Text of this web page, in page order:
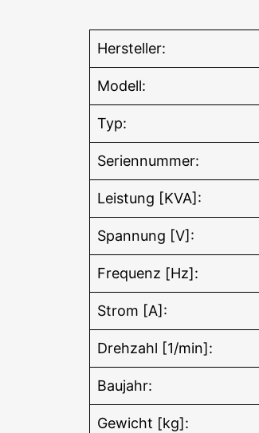
Hersteller:
Modell:
Typ:
Seriennummer:
Leistung [KVA]:
Spannung [V]:
Frequenz [Hz]:
Strom [A]:
Drehzahl [1/min]:
Baujahr:
Gewicht [kg]: